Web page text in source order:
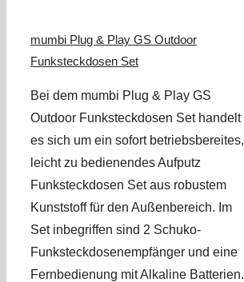
mumbi Plug & Play GS Outdoor
Funksteckdosen Set
Bei dem mumbi Plug & Play GS
Outdoor Funksteckdosen Set handelt
es sich um ein sofort betriebsbereites,
leicht zu bedienendes Aufputz
Funksteckdosen Set aus robustem
Kunststoff für den Außenbereich. Im
Set inbegriffen sind 2 Schuko-
Funksteckdosenempfänger und eine
Fernbedienung mit Alkaline Batterien.